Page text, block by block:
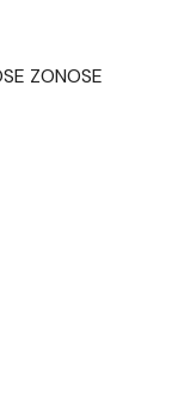
ZONOSE